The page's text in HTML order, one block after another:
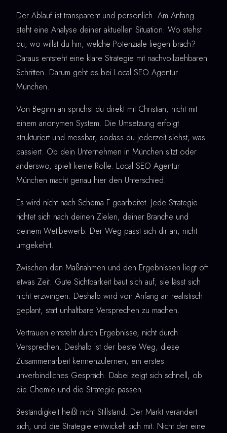
Der Ablauf ist transparent und persönlich. Am Anfang
steht eine Analyse deiner aktuellen Situation: Wo stehst
du, wo willst du hin, welche Potenziale liegen brach?
Daraus entsteht eine klare Strategie mit nachvollziehbaren
Schritten. Darum geht es bei Local SEO Agentur
München.
Von Beginn an sprichst du direkt mit Christian, nicht mit
einem anonymen System. Die Umsetzung erfolgt
strukturiert und messbar, sodass du jederzeit siehst, was
passiert. Ob dein Unternehmen in München sitzt oder
anderswo, spielt keine Rolle. Local SEO Agentur
München macht genau hier den Unterschied.
Es wird nicht nach Schema F gearbeitet. Jede Strategie
richtet sich nach deinen Zielen, deiner Branche und
deinem Wettbewerb. Der Weg passt sich dir an, nicht
umgekehrt.
Zwischen den Maßnahmen und den Ergebnissen liegt oft
etwas Zeit. Gute Sichtbarkeit baut sich auf, sie lässt sich
nicht erzwingen. Deshalb wird von Anfang an realistisch
geplant, statt unhaltbare Versprechen zu machen.
Vertrauen entsteht durch Ergebnisse, nicht durch
Versprechen. Deshalb ist der beste Weg, diese
Zusammenarbeit kennenzulernen, ein erstes
unverbindliches Gespräch. Dabei zeigt sich schnell, ob
die Chemie und die Strategie passen.
Beständigkeit heißt nicht Stillstand. Der Markt verändert
sich, und die Strategie entwickelt sich mit. Nicht der eine